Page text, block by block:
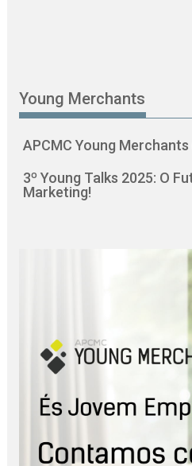
Young Merchants
APCMC Young
3º Young Talks 2025: O
Marketing!